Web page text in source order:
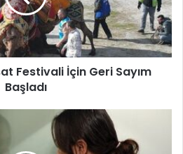
Festivali İçin Geri Sayım
Başladı